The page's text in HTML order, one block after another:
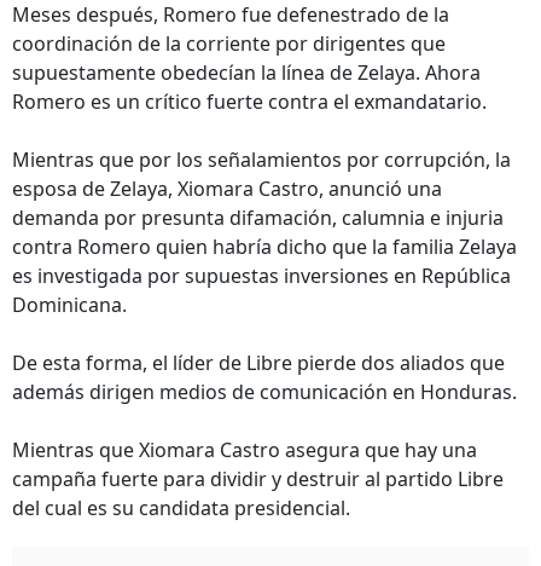
Meses después, Romero fue defenestrado de la
coordinación de la corriente por dirigentes que
supuestamente obedecían la línea de Zelaya. Ahora
Romero es un crítico fuerte contra el exmandatario.
Mientras que por los señalamientos por corrupción, la
esposa de Zelaya, Xiomara Castro, anunció una
demanda por presunta difamación, calumnia e injuria
contra Romero quien habría dicho que la familia Zelaya
es investigada por supuestas inversiones en República
Dominicana.
De esta forma, el líder de Libre pierde dos aliados que
además dirigen medios de comunicación en Honduras.
Mientras que Xiomara Castro asegura que hay una
campaña fuerte para dividir y destruir al partido Libre
del cual es su candidata presidencial.